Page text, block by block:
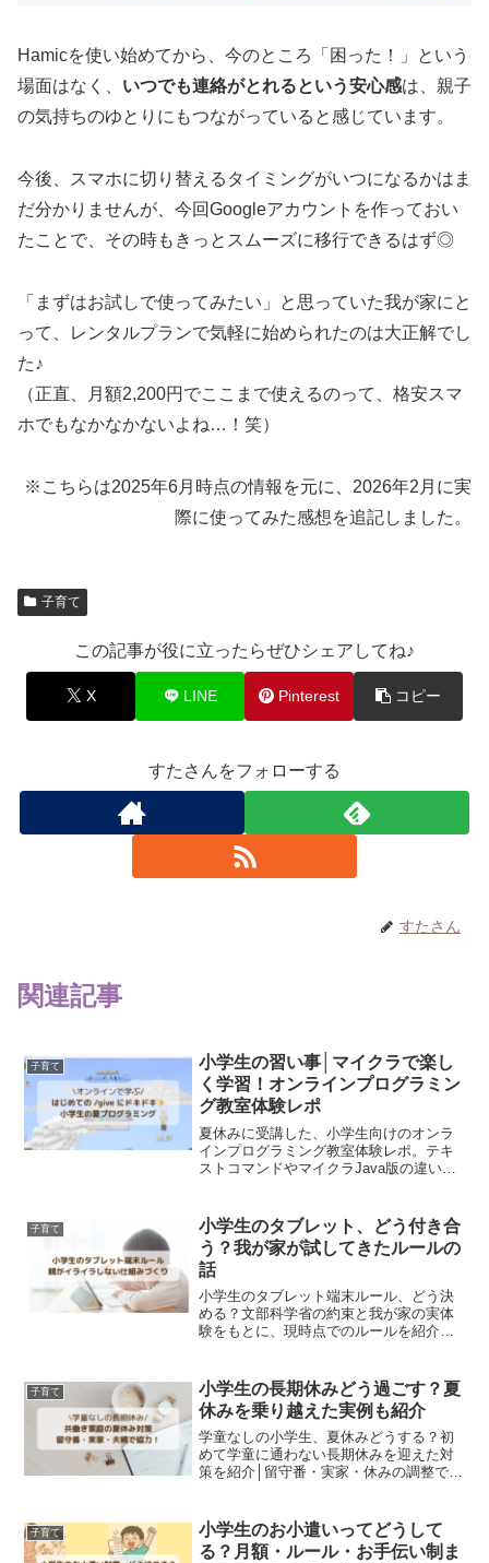
Hamicを使い始めてから、今のところ「困った！」という
場面はなく、 いつでも連絡がとれるという安心感は、親子
の気持ちのゆとりにもつながっていると感じています。
今後、スマホに切り替えるタイミングがいつになるかはま
だ分かりませんが、今回Googleアカウントを作っておい
たことで、その時もきっとスムーズに移行できるはず◎
「まずはお試しで使ってみたい」と思っていた我が家にと
って、レンタルプランで気軽に始められたのは大正解でし
た♪
（正直、月額2,200円でここまで使えるのって、格安スマ
ホでもなかなかないよね…！笑）
※こちらは2025年6月時点の情報を元に、2026年2月に実
際に使ってみた感想を追記しました。
子育て
この記事が役に立ったらぜひシェアしてね♪
X LINE Pinterest コピー
すたさんをフォローする
すたさん
関連記事
子育て
小学生の習い事│マイクラで楽し
く学習！オンラインプログラミン
グ教室体験レポ
夏休みに受講した、小学生向けのオンラ
インプログラミング教室体験レポ。テキ
ストコマンドやマイクラJava版の違いな
子育て
小学生のタブレット、どう付き合
う？我が家が試してきたルールの
話
小学生のタブレット端末ルール、どう決
める？文部科学省の約束と我が家の実体
験をもとに、現時点でのルールを紹介し
子育て
小学生の長期休みどう過ごす？夏
休みを乗り越えた実例も紹介
学童なしの小学生、夏休みどうする？初
めて学童に通わない長期休みを迎えた対
策を紹介│留守番・実家・休みの調整で乗
子育て
小学生のお小遣いってどうして
る？月額・ルール・お手伝い制ま